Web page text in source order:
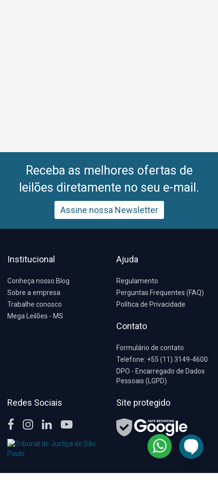
Receba as melhores ofertas de
leilões diretamente no seu e-mail.
Assine nossa Newsletter
Institucional
Conheça nosso Blog
Sobre a empresa
Trabalhe conosco
Mega Leilões - MS
Ajuda
Regulamento
Perguntas Frequentes (FAQ)
Política de Privacidade
Contato
Formulário de contato
Telefone: +55 (11) 3149-4600
DPO - Encarregado de Dados
Pessoais (LGPD)
Redes Sociais Site protegido